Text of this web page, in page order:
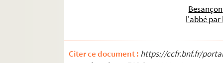
Ms 1217 à 1249. Histoire, épigraphie,
Ms 1286 à 1296. Histoire, littérature
Besançon
l'abbé par
Citer ce document : https://ccfr.bnf.fr/